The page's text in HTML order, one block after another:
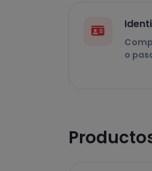
o